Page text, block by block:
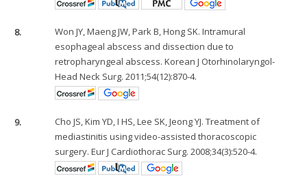
8.
Won JY, Maeng JW, Park B, Hong SK. Intramural
esophageal abscess and dissection due to
retropharyngeal abscess. Korean J Otorhinolaryngol-
Head Neck Surg. 2011;54(12):870-4.
9.
Cho JS, Kim YD, I HS, Lee SK, Jeong YJ. Treatment of
mediastinitis using video-assisted thoracoscopic
surgery. Eur J Cardiothorac Surg. 2008;34(3):520-4.